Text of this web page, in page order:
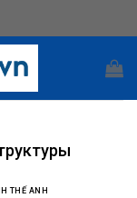
THẾ ANH